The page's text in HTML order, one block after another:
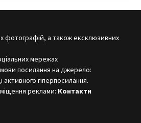
фотографій, а також ексклюзивних
мережах
посилання на джерело:
активного гіперпосилання.
реклами: Контакти